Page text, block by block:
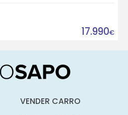
17.990€
VENDER CARRO